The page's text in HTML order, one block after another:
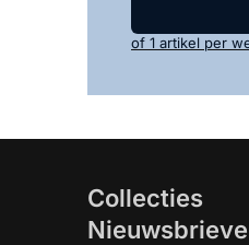
of 1 artikel per
Collecties